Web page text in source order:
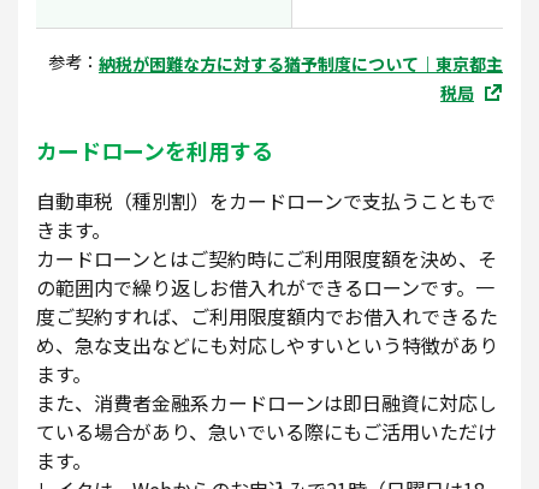
参考： 納税が困難な方に対する猶予制度について｜東京都主
税局
カードローンを利用する
自動車税（種別割）をカードローンで支払うこともで
きます。
カードローンとはご契約時にご利用限度額を決め、そ
の範囲内で繰り返しお借入れができるローンです。一
度ご契約すれば、ご利用限度額内でお借入れできるた
め、急な支出などにも対応しやすいという特徴があり
ます。
また、消費者金融系カードローンは即日融資に対応し
ている場合があり、急いでいる際にもご活用いただけ
ます。